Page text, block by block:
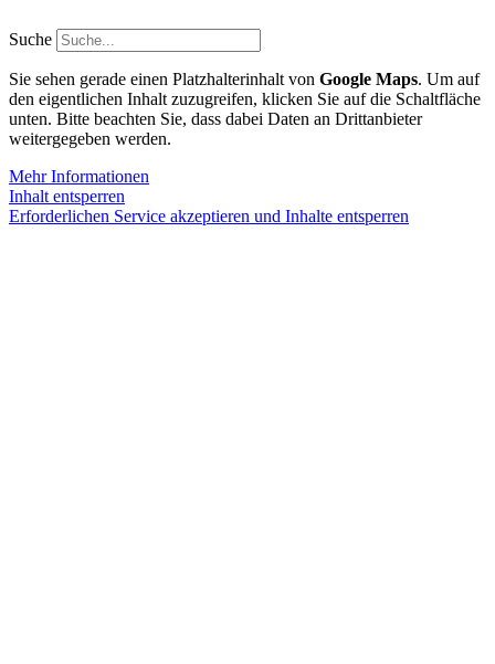
Inhalt
springen
Suche
Sie sehen gerade einen Platzhalterinhalt von Google Maps. Um auf
den eigentlichen Inhalt zuzugreifen, klicken Sie auf die Schaltfläche
unten. Bitte beachten Sie, dass dabei Daten an Drittanbieter
weitergegeben werden.
Mehr Informationen
Inhalt entsperren
Erforderlichen Service akzeptieren und Inhalte entsperren